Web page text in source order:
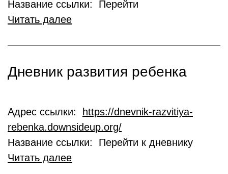
Название ссылки: Перейти
Читать далее
Дневник развития ребенка
Адрес ссылки:
https://dnevnik-razvitiya-
rebenka.downsideup.org/
Название ссылки: Перейти к дневнику
Читать далее